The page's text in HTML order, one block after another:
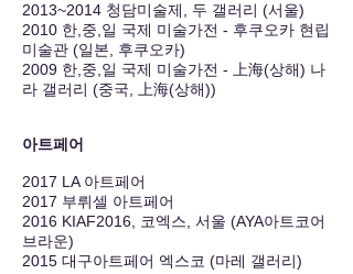
2013~2014 청담미술제, 두 갤러리 (서울)
2010 한,중,일 국제 미술가전 - 후쿠오카 현립
미술관 (일본, 후쿠오카)
2009 한,중,일 국제 미술가전 - 上海(상해) 나
라 갤러리 (중국, 上海(상해))
아트페어
2017 LA 아트페어
2017 부뤼셀 아트페어​
2016 KIAF2016, 코엑스, 서울 (AYA아트코어
브라운)
2015 대구아트페어 엑스코 (마레 갤러리)